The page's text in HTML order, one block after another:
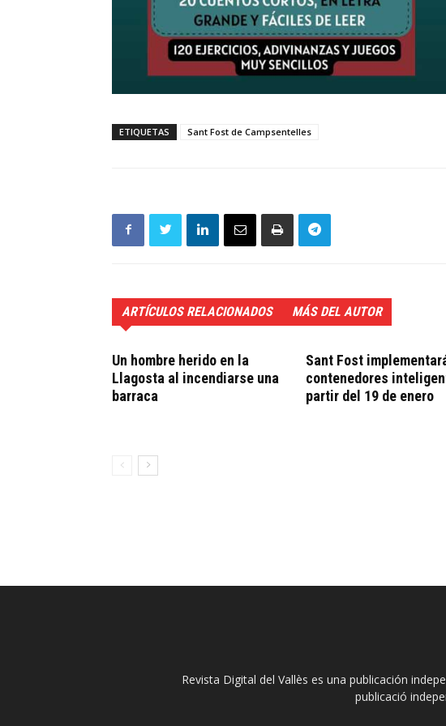
ETIQUETAS Sant Fost de Campsentelles
ARTÍCULOS RELACIONADOS MÁS DEL AUTOR
Un hombre herido en la
Llagosta al incendiarse una
barraca
Sant Fost
contenedores
partir del 19 de enero
Revista Digital del Vallès es una publicación
publicació